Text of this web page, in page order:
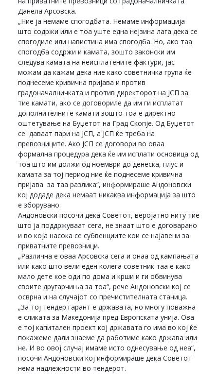
Данела Арсовска.
„Ние ја немаме спогодбата. Немаме информација
што содржи или е тоа уште една нејзина лага дека се
спогодиле или навистина има спогодба. Но, ако таа
спогодба содржи и камата, зошто законски им
следува камата на неисплатените фактури, јас
можам да кажам дека ние како советничка група ќе
поднесеме кривична пријава и против
градоначалничката и против директорот на ЈСП за
тие камати, ако се договориле да им ги исплатат
дополнителните камати зошто тоа е директно
оштетување на Буџетот на Град Скопје. Од Буџетот
се даваат пари на ЈСП, а ЈСП ќе треба на
превозниците. Ако ЈСП се договори во оваа
формална процедура дека ќе им исплати основица од
тоа што им должи од ноември до денеска, плус и
камата за тој период ние ќе поднесеме кривична
пријава за таа разлика“, информираше Андоновски
кој додаде дека немаат никаква информација за што
е зборувано.
Андоновски посочи дека Советот, веројатно ниту тие
што ја поддржуваат сега, не знаат што е договарано
и во која насока се субвенциите кои се најавени за
приватните превозници.
„Различна е оваа Арсовска сега и онаа од кампањата
или како што вели еден колега советник таа е како
мало дете кое оди по дома и крши и ги обвинува
своите другарчиња за тоа“, рече Андоновски кој се
осврна и на случајот со пречистителната станица.
„За тој тендер гарант е државата, но многу поважна
е сликата за Македонија пред Европската унија. Ова
е тој капитален проект кој државата го има во кој ќе
покажеме дали знаеме да работиме како држава или
не. И во овој случај имаме исто однесување од неа“,
посочи Андоновски кој информираше дека Советот
нема надлежности во тендерот.